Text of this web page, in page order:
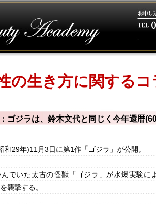
の生き方に関するコ
ゴジラは、鈴木文代と同じく今年還暦
和29年)11月3日に第1作「ゴジラ」が公開。
でいた太古の怪獣「ゴジラ」が水爆実験に
襲撃する。